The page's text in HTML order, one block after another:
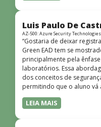
Luis Paulo De
AZ-500: Azure Security Technologies
“Gostaria de deixar
Green EAD tem se
principalmente pela
laboratórios. Essa
dos conceitos de
permitindo que o aluno
conhecimentos em
ponto muito positivo é a
LEIA MAIS